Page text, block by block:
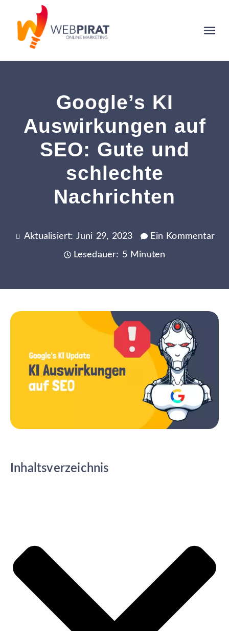
Google’s KI
Auswirkungen auf
SEO: Gute und
schlechte
Nachrichten
Aktualisiert: Juni 29, 2023
Ein Kommentar
Lesedauer: 5 Minuten
Inhaltsverzeichnis